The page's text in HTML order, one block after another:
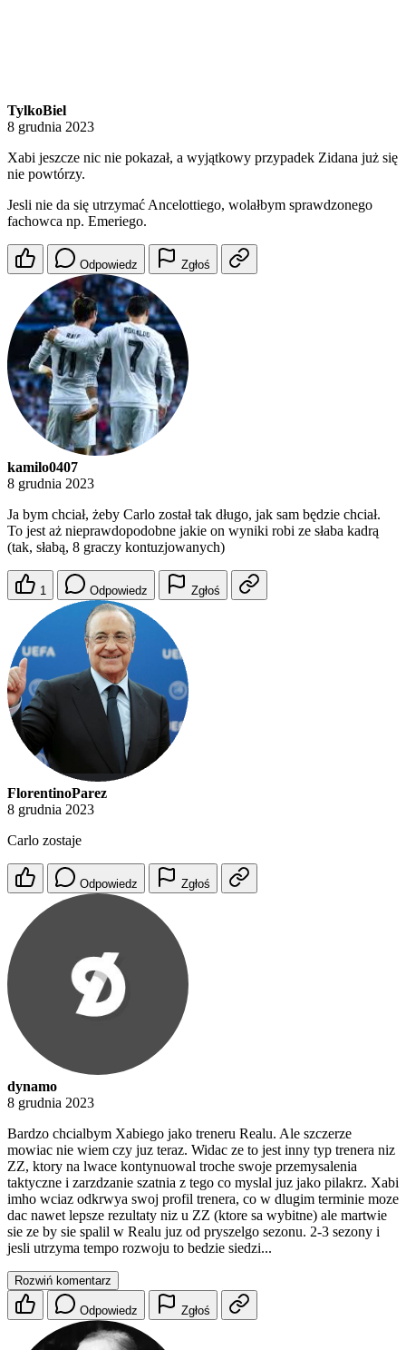
TylkoBiel
8 grudnia 2023
Xabi jeszcze nic nie pokazał, a wyjątkowy przypadek Zidana już się
nie powtórzy.
Jesli nie da się utrzymać Ancelottiego, wolałbym sprawdzonego
fachowca np. Emeriego.
Odpowiedz Zgłoś
kamilo0407
8 grudnia 2023
Ja bym chciał, żeby Carlo został tak długo, jak sam będzie chciał.
To jest aż nieprawdopodobne jakie on wyniki robi ze słaba kadrą
(tak, słabą, 8 graczy kontuzjowanych)
1 Odpowiedz Zgłoś
FlorentinoParez
8 grudnia 2023
Carlo zostaje
Odpowiedz Zgłoś
dynamo
8 grudnia 2023
Bardzo chcialbym Xabiego jako treneru Realu. Ale szczerze
mowiac nie wiem czy juz teraz. Widac ze to jest inny typ trenera niz
ZZ, ktory na lwace kontynuowal troche swoje przemysalenia
taktyczne i zarzdzanie szatnia z tego co myslal juz jako pilakrz. Xabi
imho wciaz odkrwya swoj profil trenera, co w dlugim terminie moze
dac nawet lepsze rezultaty niz u ZZ (ktore sa wybitne) ale martwie
sie ze by sie spalil w Realu juz od pryszelgo sezonu. 2-3 sezony i
jesli utrzyma tempo rozwoju to bedzie siedzi...
Rozwiń komentarz
Odpowiedz Zgłoś